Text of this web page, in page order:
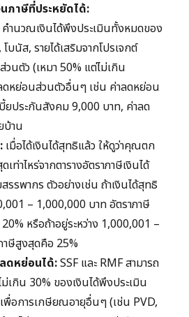
ภาษีที่ประหยัดได้:
คำนวณเงินได้พึงประเมินทั้งหมดของ
บนัส, รายได้เสริมจากโปรเจกต์
วนตัว (เหมา 50% แต่ไม่เกิน
ดหย่อนส่วนตัวอื่นๆ เช่น ค่าลดหย่อน
ยประกันสังคม 9,000 บาท, ค่าลด
บ้าน
เมื่อได้เงินได้สุทธิแล้ว ให้ดูว่าคุณตก
ท่าไหร่จากตารางอัตราภาษีเงินได้
รพากร ตัวอย่างเช่น ถ้าเงินได้สุทธิ
– 1,000,000 บาท อัตราภาษี
หรือถ้าอยู่ระหว่าง 1,000,001 –
าษีสูงสุดคือ 25%
ดหย่อนได้:SSF และ RMF สามารถ
เกิน 30% ของเงินได้พึงประเมิน
พื่อการเกษียณอายุอื่นๆ (เช่น PVD,